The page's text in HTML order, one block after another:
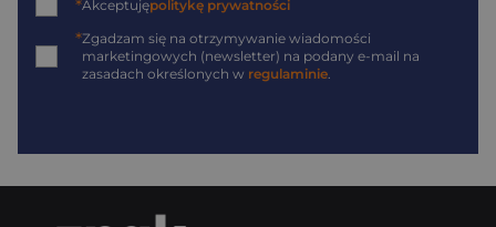
*Akceptujępolitykę prywatności
*Zgadzam się na otrzymywanie wiadomości
marketingowych (newsletter) na podany e-mail na
zasadach określonych w regulaminie.